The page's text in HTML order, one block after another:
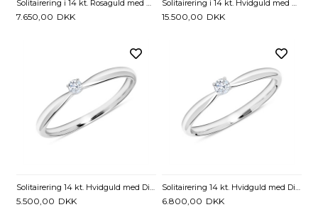
7.650,00 DKK 15.500,00 DKK
Solitairering 14 kt. Hvidguld med Diamant - 0,05 ct.
5.500,00 DKK
Solitairering 14 kt. Hvidguld med Diamant - 0,10 ct.
6.800,00 DKK